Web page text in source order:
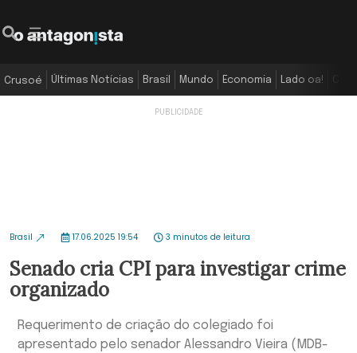
Crusoé Últimas Notícias Brasil Mundo Economia Lado oa!
Brasil 17.06.2025 19:54 3 minutos de leitura
Senado cria CPI para investigar crime
organizado
Requerimento de criação do colegiado foi
apresentado pelo senador Alessandro Vieira (MDB-